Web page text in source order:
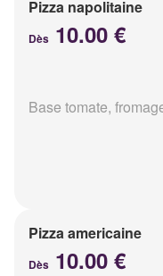
Pizza napolitaine
Dès 10.00 €
Base tomate,
Pizza americaine
Dès 10.00 €